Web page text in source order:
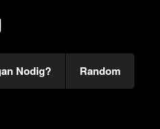
Nodig? Random